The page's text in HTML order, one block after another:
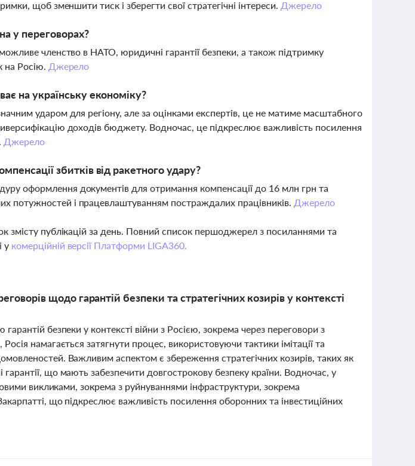
щоб зменшити тиск і зберегти свої стратегічні інтереси. Джерело
у переговорах?
членство в НАТО, юридичні гарантії безпеки, а також підтримку
на Росію. Джерело
на українську економіку?
ударом для регіону, але за оцінками експертів, це не матиме масштабного
доходів бюджету. Водночас, це підкреслює важливість посилення
Джерело
збитків від ракетного удару?
оформлення документів для отримання компенсації до 16 млн грн та
потужностей і працевлаштуванням постраждалих працівників. Джерело
змісту публікацій за день. Повний список першоджерел з посиланнями та
у комерційній версії Платформи LIGA360.
щодо гарантій безпеки та стратегічних козирів у контексті
безпеки у контексті війни з Росією, зокрема через переговори з
намагається затягнути процес, використовуючи тактики імітації та
Важливим аспектом є збереження стратегічних козирів, таких як
що мають забезпечити довгострокову безпеку країни. Водночас, у
викликами, зокрема з руйнуваннями інфраструктури, зокрема
що підкреслює важливість посилення оборонних та інвестиційних